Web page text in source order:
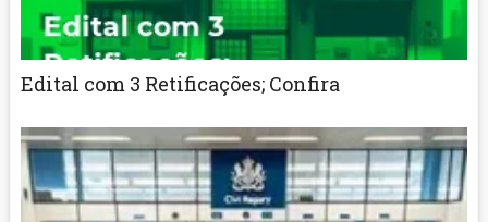
Edital com 3 Retificações; Confira